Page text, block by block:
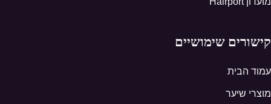
קישורים שימושיים
עמוד הבית
מוצרי שיער